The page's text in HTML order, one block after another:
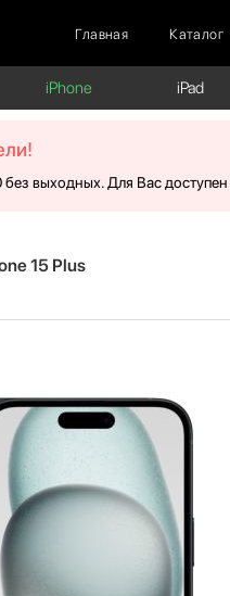
Главная Каталог
iPhone iPad
выходных. Для Вас
15 Plus